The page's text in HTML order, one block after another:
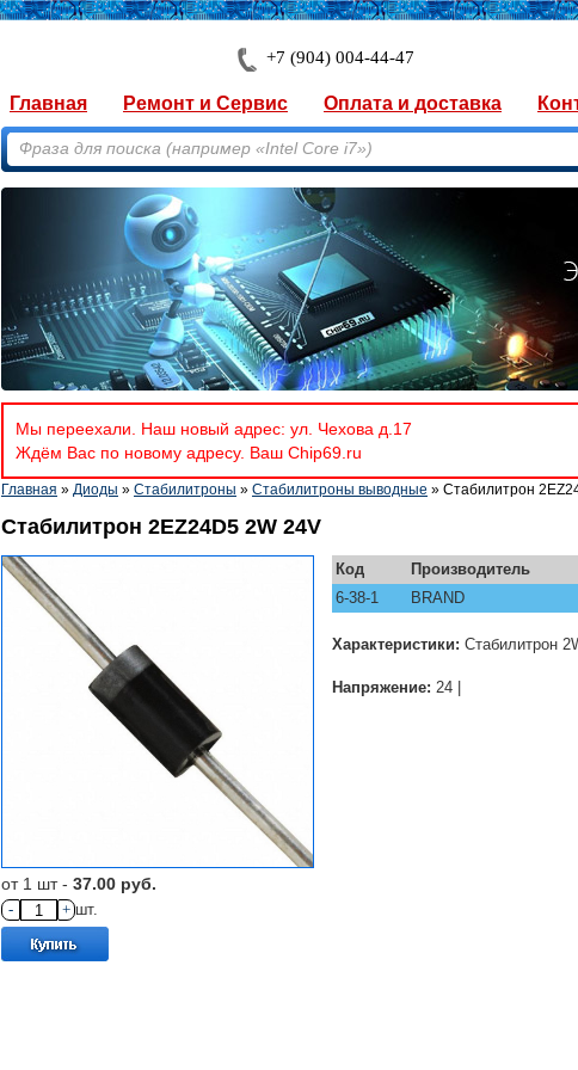
+7 (904) 004-44-47
Главная Ремонт и Сервис Оплата и доставка
Мы переехали. Наш новый адрес: ул. Чехова д.17
Ждём Вас по новому адресу. Ваш Chip69.ru
Главная » Диоды » Стабилитроны » Стабилитроны выводные » Стабилитрон
Стабилитрон 2EZ24D5 2W 24V
от 1 шт - 37.00 руб.
- + шт.
Код Производитель
6-38-1
BRAND
Характеристики: Стабилитрон
Напряжение: 24 |